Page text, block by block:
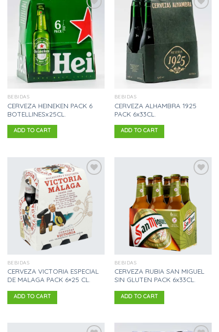
Añadir
a la
de
deseos
BEBIDAS
CERVEZA HEINEKEN PACK 6
BOTELLINESx25CL.
ADD TO CART
Añadir
a la
lista
de
deseos
BEBIDAS
CERVEZA ALHAMBRA 1925
PACK 6x33CL.
ADD TO CART
a la
lista
de
deseos
BEBIDAS
CERVEZA VICTORIA ESPECIAL
DE MALAGA PACK 6×25 CL.
ADD TO CART
deseos
BEBIDAS
CERVEZA RUBIA SAN MIGUEL
SIN GLUTEN PACK 6x33CL.
ADD TO CART